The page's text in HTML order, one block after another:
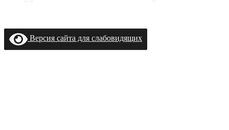
Версия сайта для слабовидящих